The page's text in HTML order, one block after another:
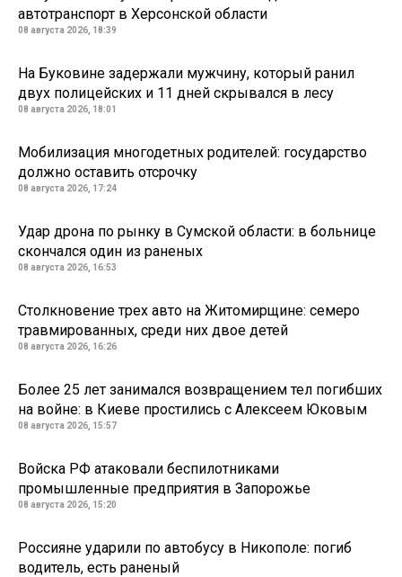
автотранспорт в Херсонской области
08 августа 2026, 18:39
На Буковине задержали мужчину, который ранил
двух полицейских и 11 дней скрывался в лесу
08 августа 2026, 18:01
Мобилизация многодетных родителей: государство
должно оставить отсрочку
08 августа 2026, 17:24
Удар дрона по рынку в Сумской области: в больнице
скончался один из раненых
08 августа 2026, 16:53
Столкновение трех авто на Житомирщине: семеро
травмированных, среди них двое детей
08 августа 2026, 16:26
Более 25 лет занимался возвращением тел погибших
на войне: в Киеве простились с Алексеем Юковым
08 августа 2026, 15:57
Войска РФ атаковали беспилотниками
промышленные предприятия в Запорожье
08 августа 2026, 15:20
Россияне ударили по автобусу в Никополе: погиб
водитель, есть раненый